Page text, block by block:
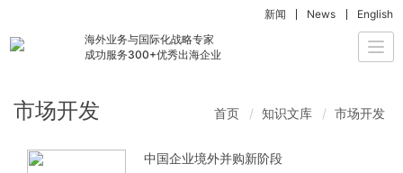
海外业务与国际化战略专家
成功服务300+优秀出海企业
新闻 News English
市场开发 首页 知识文库 市场开发
中国企业境外并购新阶段